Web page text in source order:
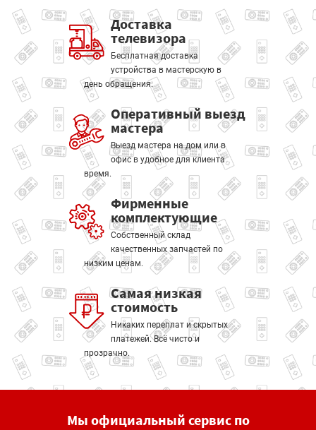
Доставка
телевизора
Бесплатная доставка
устройства в мастерскую в
день обращения.
Оперативный выезд
мастера
Выезд мастера на дом или в
офис в удобное для клиента
время.
Фирменные
комплектующие
Собственный склад
качественных запчастей по
низким ценам.
Самая низкая
стоимость
Никаких переплат и скрытых
платежей. Всё чисто и
прозрачно.
Мы официальный сервис по